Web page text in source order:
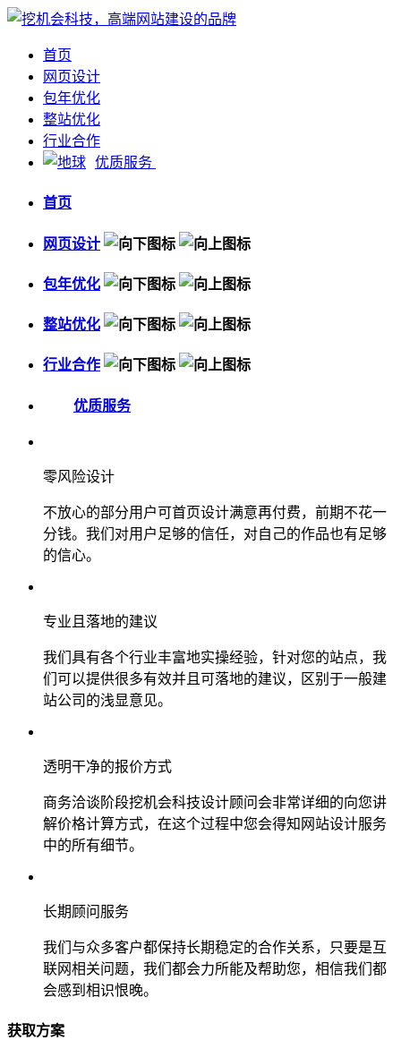
首页
网页设计
包年优化
整站优化
行业合作
优质服务
首页
网页设计
包年优化
整站优化
行业合作
优质服务
零风险设计
不放心的部分用户可首页设计满意再付费，前期不花一
分钱。我们对用户足够的信任，对自己的作品也有足够
的信心。
专业且落地的建议
我们具有各个行业丰富地实操经验，针对您的站点，我
们可以提供很多有效并且可落地的建议，区别于一般建
站公司的浅显意见。
透明干净的报价方式
商务洽谈阶段挖机会科技设计顾问会非常详细的向您讲
解价格计算方式，在这个过程中您会得知网站设计服务
中的所有细节。
长期顾问服务
我们与众多客户都保持长期稳定的合作关系，只要是互
联网相关问题，我们都会力所能及帮助您，相信我们都
会感到相识恨晚。
获取方案